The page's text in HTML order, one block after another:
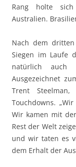
Rang holte
Australien.
Nach dem
Siegen im Laufe
natürlich auch
Ausgezeichnet
Trent
Touchdowns.
Wir kamen mit
Rest der Welt
und wir taten es
dem Erhalt der